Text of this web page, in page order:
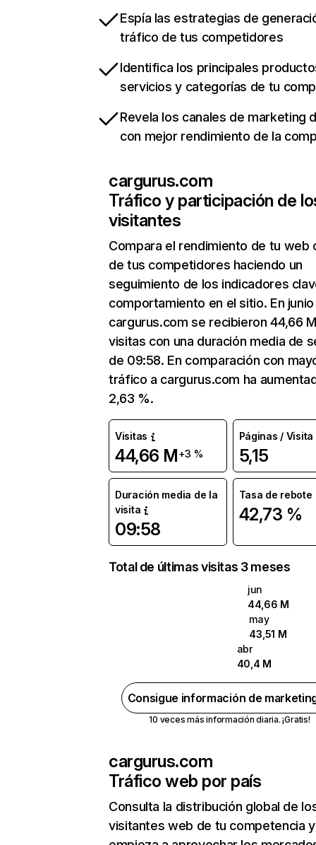
Espía las estrategias de
tráfico de tus competidores
Identifica los principales
servicios y categorías de tu
Revela los canales de marketing
con mejor rendimiento de la
cargurus.com
Tráfico y participación de
visitantes
Compara el rendimiento de tu web
de tus competidores haciendo un
seguimiento de los indicadores
comportamiento en el sitio. En junio
cargurus.com se recibieron 44,66 M
visitas con una duración media de
de 09:58. En comparación con
tráfico a cargurus.com ha
2,63 %.
Visitas
44,66 M+3 %
Páginas / Visita
5,15
Duración media de la
visita
09:58
Tasa de rebote
42,73 %
Total de últimas visitas 3 meses
jun
44,66 M
may
43,51 M
abr
40,4 M
Consigue información de
10 veces más información diaria. ¡Gratis!
cargurus.com
Tráfico web por país
Consulta la distribución global de
visitantes web de tu competencia y